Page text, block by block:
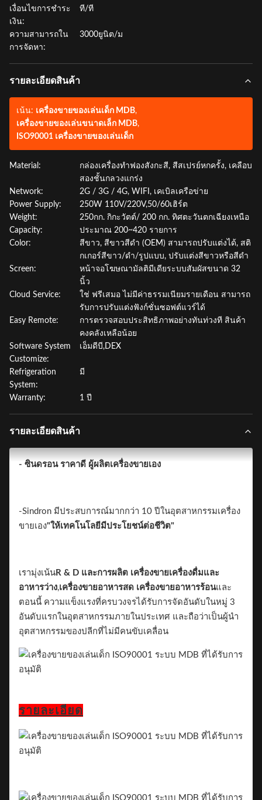
เงื่อนไขการชำระ
เงิน:
ที/ที
ความสามารถใน
การจัดหา:
3000ยูนิต/ม
รายละเอียดสินค้า
เน้น: เครื่องขายของเล่นเด็ก MDB,
เครื่องขายของเล่นขนาดเล็ก MDB,
ISO90001 เครื่องขายของเล่นเด็ก
Material:
กล่องเครื่องทำฟองสังกะสี, สีสเปรย์หกครั้ง, เคลือบ
สองชั้นกลวงแกร่ง
Network:
2G / 3G / 4G, WIFI, เคเบิลเครือข่าย
Power Supply:
250W 110V/220V,50/60เฮิร์ต
Weight:
250กก. กิกะวัตต์/ 200 กก. ทิศตะวันตกเฉียงเหนือ
Capacity:
ประมาณ 200~420 รายการ
Color:
สีขาว, สีขาวสีดำ (OEM) สามารถปรับแต่งได้, สติ
กเกอร์สีขาว/ดำ/รูปแบบ, ปรับแต่งสีขาวหรือสีดำ
Screen:
หน้าจอโฆษณามัลติมีเดียระบบสัมผัสขนาด 32
นิ้ว
Cloud Service:
ใช่ ฟรีเสมอ ไม่มีค่าธรรมเนียมรายเดือน สามารถ
รับการปรับแต่งฟังก์ชั่นซอฟต์แวร์ได้
Easy Remote:
การตรวจสอบประสิทธิภาพอย่างทันท่วงที สินค้า
คงคลังเหลือน้อย
Software System
Customize:
เอ็มดีบี,DEX
Refrigeration
System:
มี
Warranty: 1 ปี
รายละเอียดสินค้า
- ซินดรอน ราคาดี ผู้ผลิตเครื่องขายเอง
-Sindron มีประสบการณ์มากกว่า 10 ปีในอุตสาหกรรมเครื่อง
ขายเอง"ให้เทคโนโลยีมีประโยชน์ต่อชีวิต"
เรามุ่งเน้น R & D และการผลิต เครื่องขายเครื่องดื่มและ
อาหารว่าง,เครื่องขายอาหารสด เครื่องขายอาหารร้อนและ
ตอนนี้ ความแข็งแรงที่ครบวงจรได้รับการจัดอันดับในหมู่ 3
อันดับแรกในอุตสาหกรรมภายในประเทศ และถือว่าเป็นผู้นํา
อุตสาหกรรมของปลีกที่ไม่มีคนขับเคลื่อน
รายละเอียด